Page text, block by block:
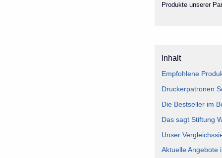
Produkte unserer
Inhalt
Empfohlene
Druckerpatronen
Die Bestseller im
Das sagt Stiftung
Unser
Aktuelle Angebote